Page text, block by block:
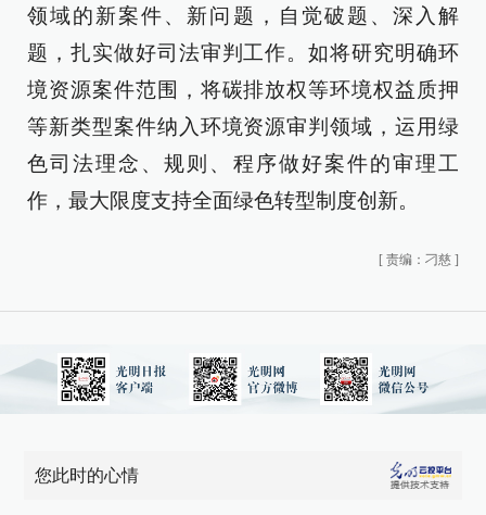
领域的新案件、新问题，自觉破题、深入解
题，扎实做好司法审判工作。如将研究明确环
境资源案件范围，将碳排放权等环境权益质押
等新类型案件纳入环境资源审判领域，运用绿
色司法理念、规则、程序做好案件的审理工
作，最大限度支持全面绿色转型制度创新。
[ 责编：刁慈 ]
您此时的心情